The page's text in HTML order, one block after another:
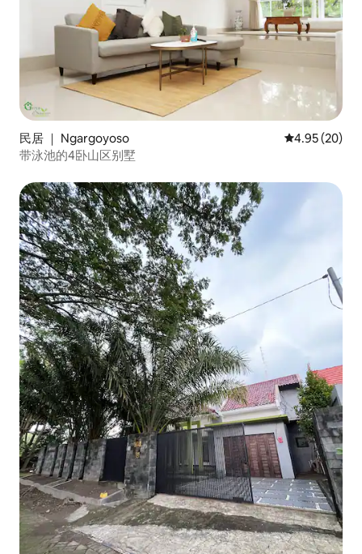
民居 ｜ Ngargoyoso 平均评分
4.95 (20)
带泳池的4卧山区别墅